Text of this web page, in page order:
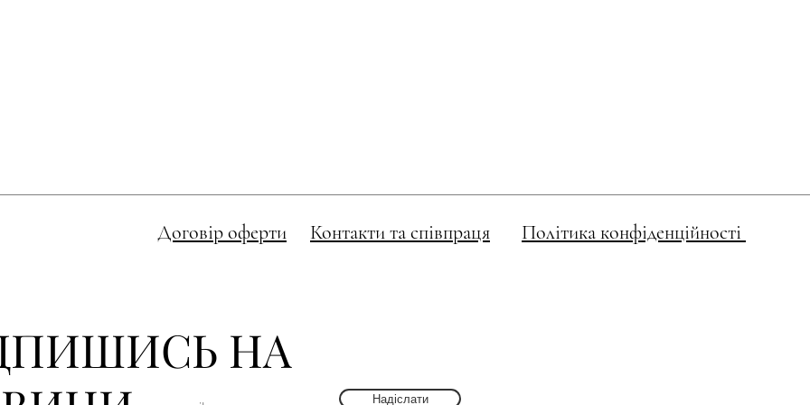
Договір оферти Контакти та співпраця Політика конфіденційності
НА
Надіслати